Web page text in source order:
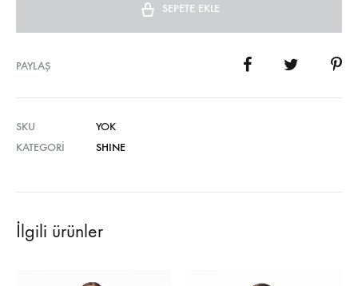
SEPETE EKLE
PAYLAŞ
SKU
YOK
KATEGORI
SHINE
İlgili ürünler